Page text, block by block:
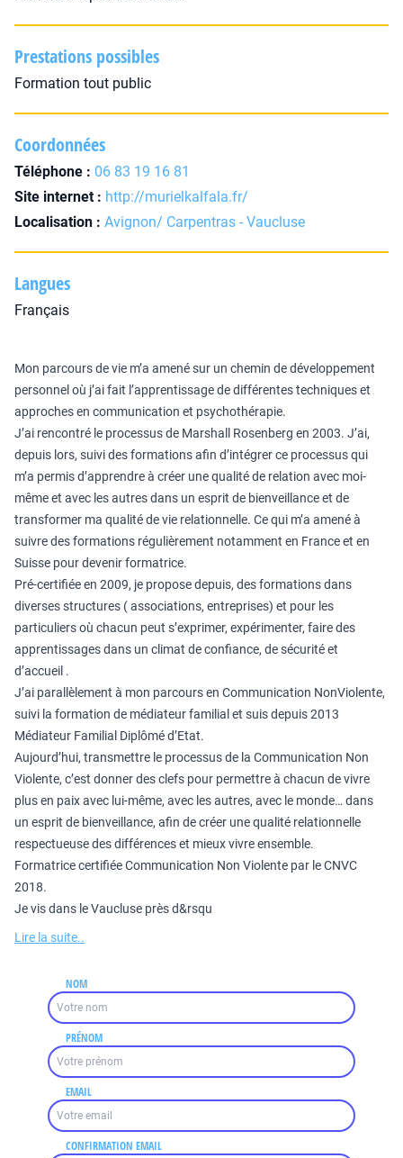
Prestations possibles
Formation tout public
Coordonnées
Téléphone : 06 83 19 16 81
Site internet : http://murielkalfala.fr/
Localisation : Avignon/ Carpentras - Vaucluse
Langues
Français
Mon parcours de vie m’a amené sur un chemin de développement
personnel où j’ai fait l’apprentissage de différentes techniques et
approches en communication et psychothérapie.
J’ai rencontré le processus de Marshall Rosenberg en 2003. J’ai,
depuis lors, suivi des formations afin d’intégrer ce processus qui
m’a permis d’apprendre à créer une qualité de relation avec moi-
même et avec les autres dans un esprit de bienveillance et de
transformer ma qualité de vie relationnelle. Ce qui m’a amené à
suivre des formations régulièrement notamment en France et en
Suisse pour devenir formatrice.
Pré-certifiée en 2009, je propose depuis, des formations dans
diverses structures ( associations, entreprises) et pour les
particuliers où chacun peut s’exprimer, expérimenter, faire des
apprentissages dans un climat de confiance, de sécurité et
d’accueil .
J’ai parallèlement à mon parcours en Communication NonViolente,
suivi la formation de médiateur familial et suis depuis 2013
Médiateur Familial Diplômé d’Etat.
Aujourd’hui, transmettre le processus de la Communication Non
Violente, c’est donner des clefs pour permettre à chacun de vivre
plus en paix avec lui-même, avec les autres, avec le monde… dans
un esprit de bienveillance, afin de créer une qualité relationnelle
respectueuse des différences et mieux vivre ensemble.
Formatrice certifiée Communication Non Violente par le CNVC
2018.
Je vis dans le Vaucluse près d&rsqu
Lire la suite..
NOM
PRÉNOM
EMAIL
CONFIRMATION EMAIL